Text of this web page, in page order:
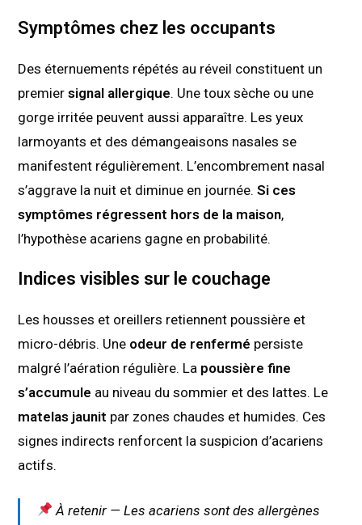
Symptômes chez les occupants
Des éternuements répétés au réveil constituent un
premiersignal allergique. Une toux sèche ou une
gorge irritée peuvent aussi apparaître. Les yeux
larmoyants et des démangeaisons nasales se
manifestent régulièrement. L’encombrement nasal
s’aggrave la nuit et diminue en journée.Si ces
symptômes régressent hors de la maison,
l’hypothèse acariens gagne en probabilité.
Indices visibles sur le couchage
Les housses et oreillers retiennent poussière et
micro-débris. Une odeur de renfermé persiste
malgré l’aération régulière. La poussière fine
s’accumule au niveau du sommier et des lattes. Le
matelas jaunit par zones chaudes et humides. Ces
signes indirects renforcent la suspicion d’acariens
actifs.
À retenir — Les acariens sont des allergènes